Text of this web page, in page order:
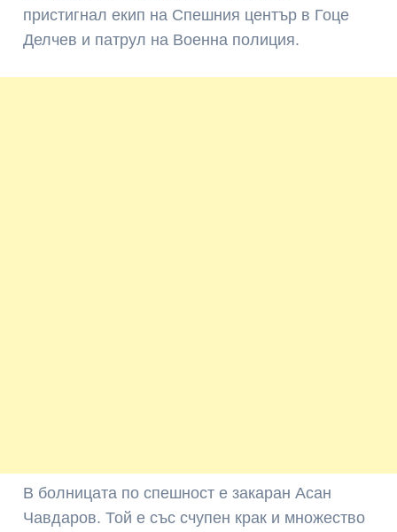
пристигнал екип на Спешния център в Гоце
Делчев и патрул на Военна полиция.
В болницата по спешност е закаран Асан
Чавдаров. Той е със счупен крак и множество